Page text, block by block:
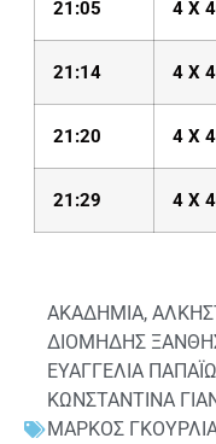
21:05 4 X
21:14 4 X
21:20 4 X
21:29 4 X
ΑΚΑΔΗΜΙΑ,
ΔΙΟΜΗΔΗΣ
ΕΥΑΓΓΕΛΙΑ
ΚΩΝΣΤΑΝΤΙΝΑ
ΜΑΡΚΟΣ